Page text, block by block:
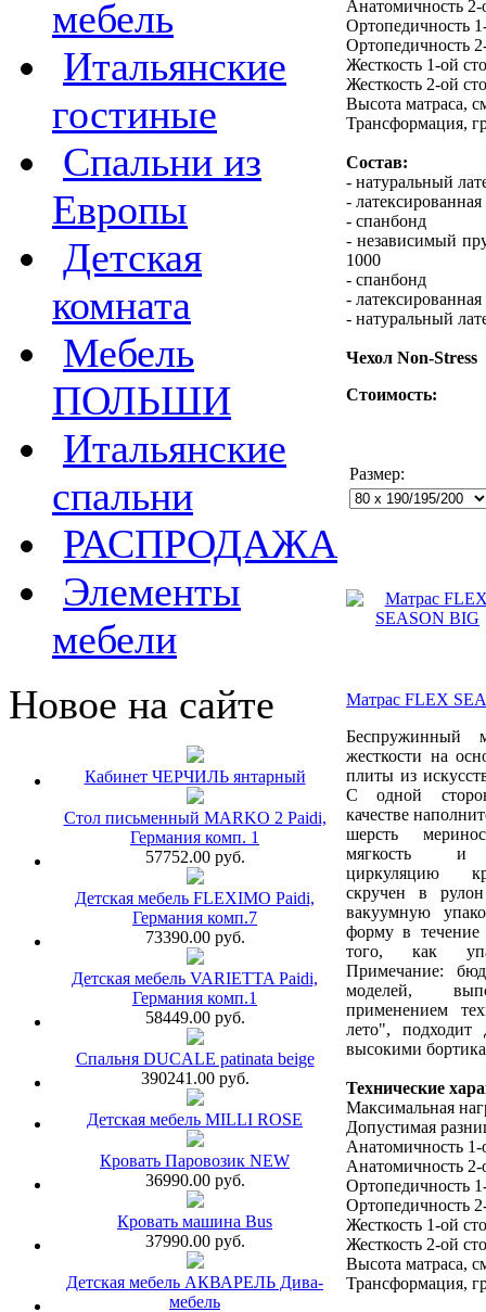
мебель
Итальянские
гостиные
Спальни из
Европы
Детская
комната
Мебель
ПОЛЬШИ
Итальянские
спальни
РАСПРОДАЖА
Элементы
мебели
Новое на сайте
Кабинет ЧЕРЧИЛЬ янтарный
Стол письменный MARKO 2 Paidi,
Германия комп. 1
57752.00 руб.
Детская мебель FLEXIMO Paidi,
Германия комп.7
73390.00 руб.
Детская мебель VARIETTA Paidi,
Германия комп.1
58449.00 руб.
Спальня DUCALE patinata beige
390241.00 руб.
Детская мебель MILLI ROSE
Кровать Паровозик NEW
36990.00 руб.
Кровать машина Bus
37990.00 руб.
Детская мебель АКВАРЕЛЬ Дива-
мебель
Анатомичность
Ортопедичность
Ортопедичность
Жесткость 1-ой
Жесткость 2-ой
Высота матраса,
Трансформация,
Состав:
- натуральный
-
- спанбонд
- независимый
1000
- спанбонд
-
- натуральный
Чехол Non-Stress
Стоимость:
Размер:
Матрас FLEX
Беспружинный
жесткости на
плиты из
С одной
качестве
шерсть
мягкость и
циркуляцию
скручен в
вакуумную
форму в течение
того, как
Примечание:
моделей,
применением
лето", подходит
высокими
Технические
Максимальная
Допустимая
Анатомичность
Анатомичность
Ортопедичность
Ортопедичность
Жесткость 1-ой
Жесткость 2-ой
Высота матраса,
Трансформация,